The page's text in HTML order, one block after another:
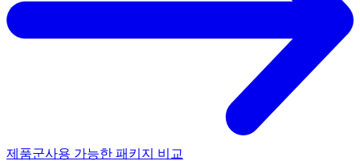
제품군사용 가능한 패키지 비교